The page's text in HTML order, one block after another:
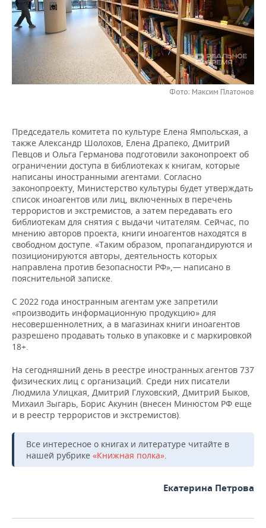
НЕФТЕХИМИЯ
НЕФТЬ
ОПК
ЭНЕРГЕТИКА
РОЗНИЧНАЯ ТОРГОВЛЯ
ТРАНСПОРТ
УСЛУГИ
НОВОСТИ ТЕХНОЛОГИЙ
IT
МЕДИА
МЕРОПРИЯТИЯ
НОВОСТИ МЕРОПРИЯТИЙ
ВЫЕЗДНАЯ РЕДАКЦИЯ
ONLINE-КОНФЕРЕНЦИИ
ОТКРЫТАЯ ЛЕКЦИЯ
СПОРТ
НОВОСТИ СПОРТА
ХОККЕЙ
БАСКЕТБОЛ
ВОЛЕЙБОЛ
КИБЕРСПОРТ
ФИГУРНОЕ КАТАНИЕ
ВОДНЫЕ ВИДЫ СПОРТА
ОБЩЕСТВО
ВЛАСТЬ
ИНФРАСТРУКТУРА
ИСТОРИЯ
КУЛЬТУРА
МЕДИЦИНА
ОБРАЗОВАНИЕ
СЮЖЕТЫ
СПРАВОЧНИК
СПИСОК ПЕРСОН
СПИСОК КОМПАНИЙ
ПОЛНАЯ ВЕРСИЯ
Фото: Максим Платонов
Председатель комитета по культуре Елена Ямпольская, а
также Александр Шолохов, Елена Драпеко, Дмитрий
Певцов и Ольга Германова подготовили законопроект об
ограничении доступа в библиотеках к книгам, которые
написаны иностранными агентами. Согласно
законопроекту, Министерство культуры будет утверждать
список иноагентов или лиц, включенных в перечень
террористов и экстремистов, а затем передавать его
библиотекам для снятия с выдачи читателям. Сейчас, по
мнению авторов проекта, книги иноагентов находятся в
свободном доступе. «Таким образом, пропагандируются и
позиционируются авторы, деятельность которых
направлена против безопасности РФ»,— написано в
пояснительной записке.
С 2022 года иностранным агентам уже запретили
«производить информационную продукцию» для
несовершеннолетних, а в магазинах книги иноагентов
разрешено продавать только в упаковке и с маркировкой
18+.
На сегодняшний день в реестре иностранных агентов 737
физических лиц с организаций. Среди них писатели
Людмила Улицкая, Дмитрий Глуховский, Дмитрий Быков,
Михаил Зыгарь, Борис Акунин (внесен Минюстом РФ еще
и в реестр террористов и экстремистов).
Все интересное о книгах и литературе читайте в
нашей рубрике «Книжная полка».
Екатерина Петрова